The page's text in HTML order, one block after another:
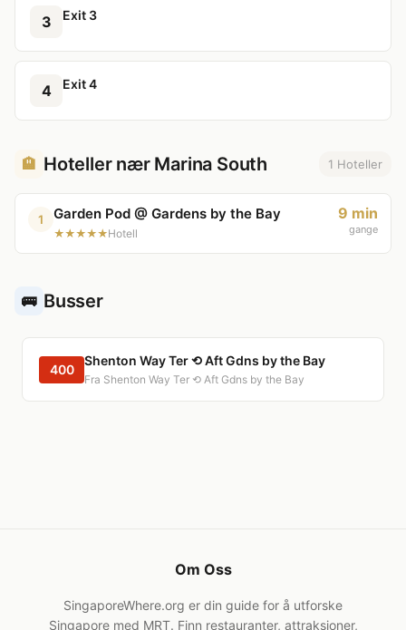
3 Exit 3
4 Exit 4
🏨 Hoteller nær Marina South 1 Hoteller
1 Garden Pod @ Gardens by the Bay
★★★★★Hotell
9 min
gange
🚌 Busser
400
Shenton Way Ter ⟲ Aft Gdns by the Bay
Fra Shenton Way Ter ⟲ Aft Gdns by the Bay
Om Oss
SingaporeWhere.org er din guide for å utforske
Singapore med MRT. Finn restauranter, attraksjoner,